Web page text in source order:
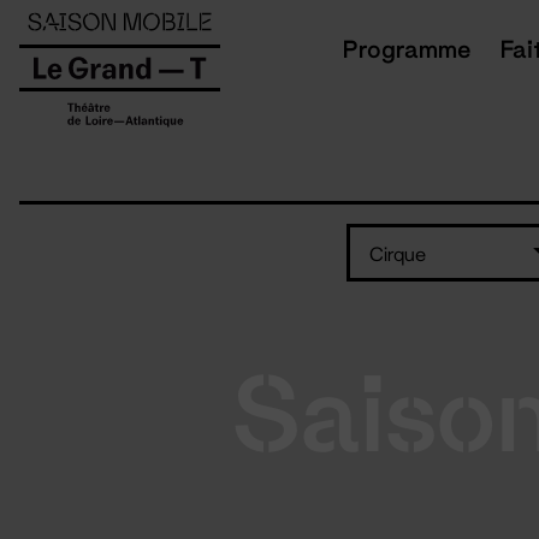
Programme
Cirque
Panneau de gestion des cookies